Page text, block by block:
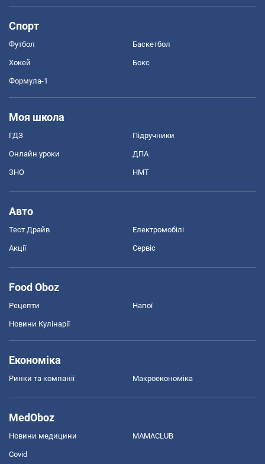
Спорт
Футбол Баскетбол
Хокей Бокс
Формула-1
Моя школа
ГДЗ Підручники
Онлайн уроки ДПА
ЗНО НМТ
Авто
Тест Драйв Електромобілі
Акції Сервіс
Food Oboz
Рецепти Напої
Новини Кулінарії
Економіка
Ринки та компанії Макроекономіка
MedOboz
Новини медицини MAMACLUB
Covid